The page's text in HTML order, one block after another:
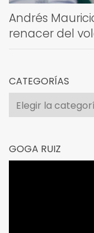
Andrés
renacer del
CATEGORÍAS
Categorías
GOGA RUIZ